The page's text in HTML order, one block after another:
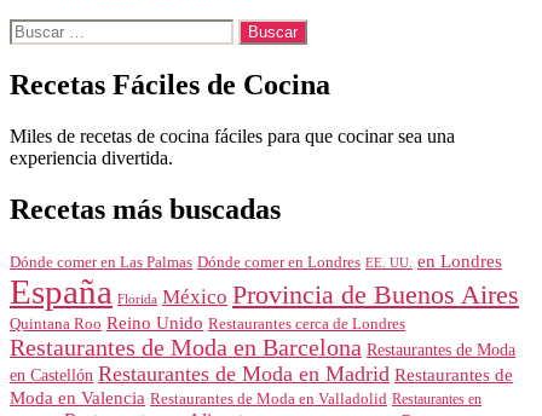
Buscar:
Recetas Fáciles de Cocina
Miles de recetas de cocina fáciles para que cocinar sea una
experiencia divertida.
Recetas más buscadas
Dónde comer en Las Palmas Dónde comer en Londres EE. UU. en Londres
España Florida México Provincia de Buenos Aires
Quintana Roo Reino Unido Restaurantes cerca de Londres
Restaurantes de Moda en Barcelona Restaurantes de Moda
en Castellón Restaurantes de Moda en Madrid Restaurantes de
Moda en Valencia Restaurantes de Moda en Valladolid Restaurantes en